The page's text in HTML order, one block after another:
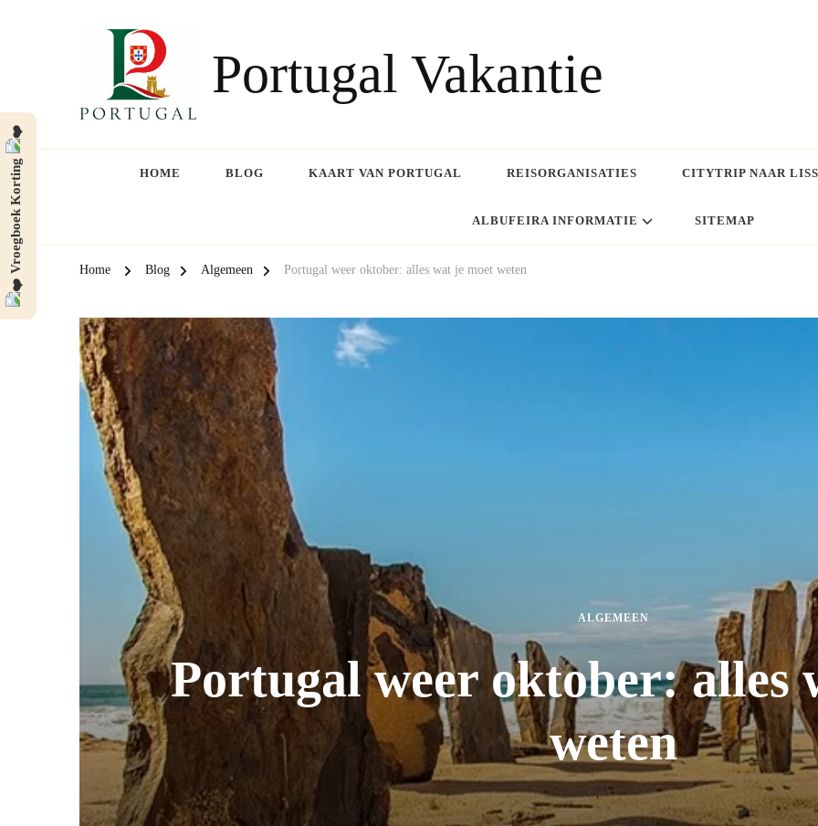
Portugal Vakantie
HOME BLOG KAART VAN PORTUGAL REISORGANISATIES CITYTRIP NAAR
ALBUFEIRA INFORMATIE SITEMAP
Home Blog Algemeen Portugal weer oktober: alles wat je moet weten
ALGEMEEN
Portugal weer oktober: alles
weten
Vroegboek Korting